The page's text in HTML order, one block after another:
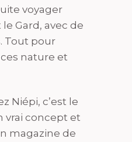
voyager
Gard, avec de
Tout pour
nature et
Niépi, c’est le
vrai concept et
magazine de